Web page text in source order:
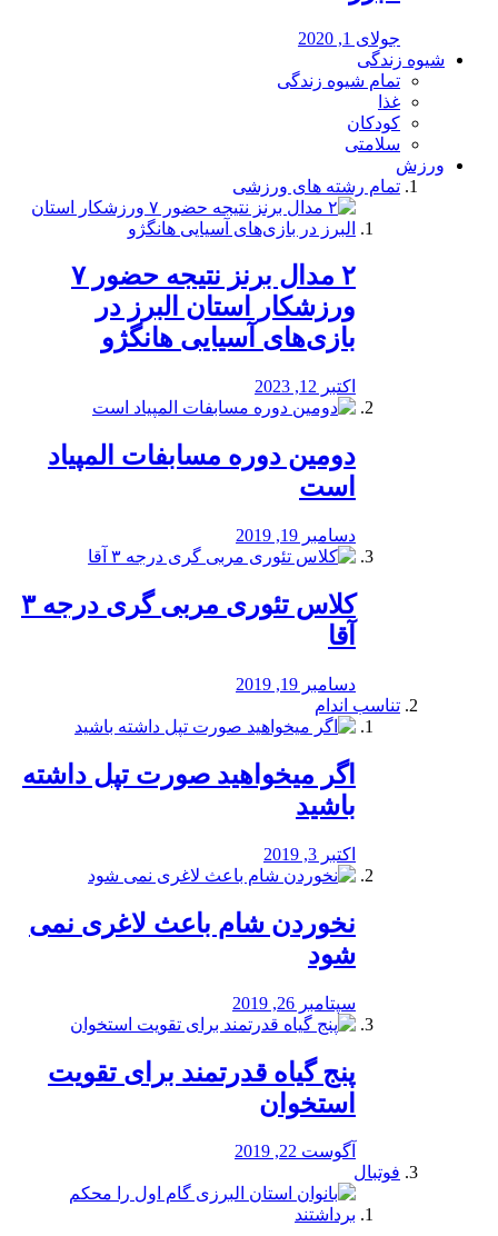
جولای 1, 2020
شیوه زندگی
تمام شیوه زندگی
غذا
کودکان
سلامتی
ورزش
تمام رشته های ورزشی
۲ مدال برنز نتیجه حضور ۷
ورزشکار استان البرز در
بازی‌های آسیایی هانگژو
اکتبر 12, 2023
دومین دوره مسابفات المپیاد
است
دسامبر 19, 2019
کلاس تئوری مربی گری درجه ۳
آقا
دسامبر 19, 2019
تناسب اندام
اگر میخواهید صورت تپل داشته
باشید
اکتبر 3, 2019
نخوردن شام باعث لاغری نمی
‌شود
سپتامبر 26, 2019
پنج گیاه قدرتمند برای تقویت
استخوان
آگوست 22, 2019
فوتبال